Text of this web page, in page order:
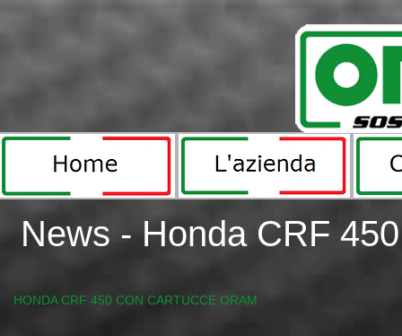
News - Honda CRF
HONDA CRF 450 CON CARTUCCE ORAM